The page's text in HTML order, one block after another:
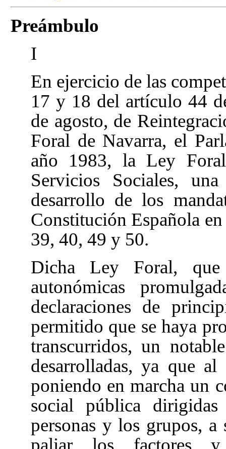
Preámbulo
I
En ejercicio de las
17 y 18 del artículo 44
de agosto, de
Foral de Navarra, el
año 1983, la Ley
Servicios Sociales, una
desarrollo de los
Constitución Española
39, 40, 49 y 50.
Dicha Ley Foral,
autonómicas
declaraciones de
permitido que se haya
transcurridos, un
desarrolladas, ya que
poniendo en marcha un
social pública
personas y los grupos, a